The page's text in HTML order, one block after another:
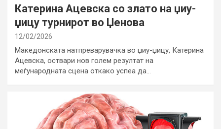
Катерина Ацевска со злато на џиу-
џицу турнирот во Џенова
12/02/2026
Македонската натпреварувачка во џиу-џицу, Катерина
Ацевска, оствари нов голем резултат на
меѓународната сцена откако успеа да…